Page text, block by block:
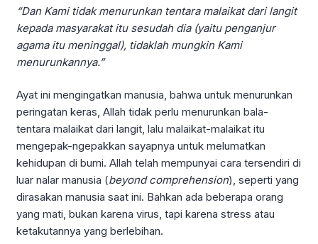
“Dan Kami tidak menurunkan tentara malaikat dari langit
kepada masyarakat itu sesudah dia (yaitu penganjur
agama itu meninggal), tidaklah mungkin Kami
menurunkannya.”
Ayat ini mengingatkan manusia, bahwa untuk menurunkan
peringatan keras, Allah tidak perlu menurunkan bala-
tentara malaikat dari langit, lalu malaikat-malaikat itu
mengepak-ngepakkan sayapnya untuk melumatkan
kehidupan di bumi. Allah telah mempunyai cara tersendiri di
luar nalar manusia (beyond comprehension), seperti yang
dirasakan manusia saat ini. Bahkan ada beberapa orang
yang mati, bukan karena virus, tapi karena stress atau
ketakutannya yang berlebihan.